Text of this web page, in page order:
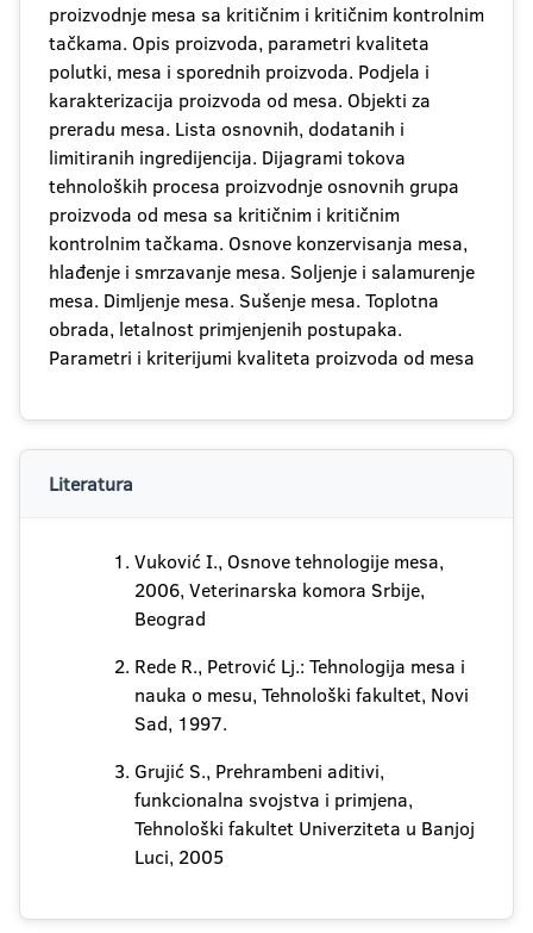
proizvodnje mesa sa kritičnim i kritičnim kontrolnim
tačkama. Opis proizvoda, parametri kvaliteta
polutki, mesa i sporednih proizvoda. Podjela i
karakterizacija proizvoda od mesa. Objekti za
preradu mesa. Lista osnovnih, dodatanih i
limitiranih ingredijencija. Dijagrami tokova
tehnoloških procesa proizvodnje osnovnih grupa
proizvoda od mesa sa kritičnim i kritičnim
kontrolnim tačkama. Osnove konzervisanja mesa,
hlađenje i smrzavanje mesa. Soljenje i salamurenje
mesa. Dimljenje mesa. Sušenje mesa. Toplotna
obrada, letalnost primjenjenih postupaka.
Parametri i kriterijumi kvaliteta proizvoda od mesa
Literatura
Vuković I., Osnove tehnologije mesa,
2006, Veterinarska komora Srbije,
Beograd
Rede R., Petrović Lj.: Tehnologija mesa i
nauka o mesu, Tehnološki fakultet, Novi
Sad, 1997.
Grujić S., Prehrambeni aditivi,
funkcionalna svojstva i primjena,
Tehnološki fakultet Univerziteta u Banjoj
Luci, 2005